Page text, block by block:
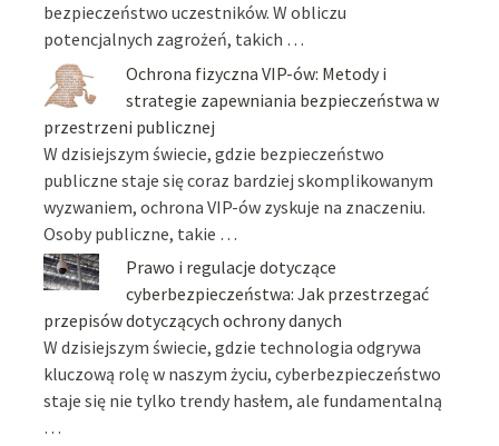
bezpieczeństwo uczestników. W obliczu
potencjalnych zagrożeń, takich …
Ochrona fizyczna VIP-ów: Metody i
strategie zapewniania bezpieczeństwa w
przestrzeni publicznej
W dzisiejszym świecie, gdzie bezpieczeństwo
publiczne staje się coraz bardziej skomplikowanym
wyzwaniem, ochrona VIP-ów zyskuje na znaczeniu.
Osoby publiczne, takie …
Prawo i regulacje dotyczące
cyberbezpieczeństwa: Jak przestrzegać
przepisów dotyczących ochrony danych
W dzisiejszym świecie, gdzie technologia odgrywa
kluczową rolę w naszym życiu, cyberbezpieczeństwo
staje się nie tylko trendy hasłem, ale fundamentalną
…